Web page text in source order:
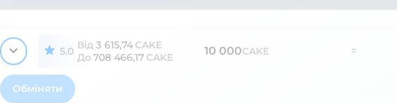
5.0 Від 3 615,74 CAKE
До 708 466,17 CAKE 10 000CAKE =
Обміняти